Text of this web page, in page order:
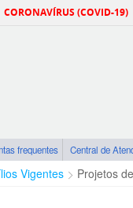
CORONAVÍRUS (COVID-19)
frequentes Central de
Vigentes Projetos